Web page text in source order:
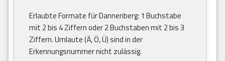
Erlaubte Formate für Dannenberg: 1 Buchstabe
mit 2 bis 4 Ziffern oder 2 Buchstaben mit 2 bis 3
Ziffern. Umlaute (Ä, Ö, Ü) sind in der
Erkennungsnummer nicht zulässig.